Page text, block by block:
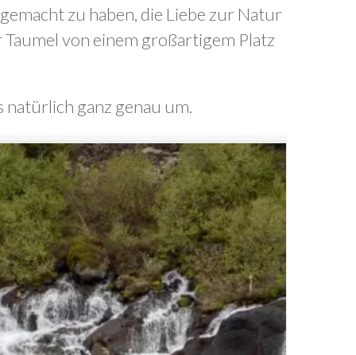
zu haben, die Liebe zur Natur
von einem großartigem Platz
natürlich ganz genau um.